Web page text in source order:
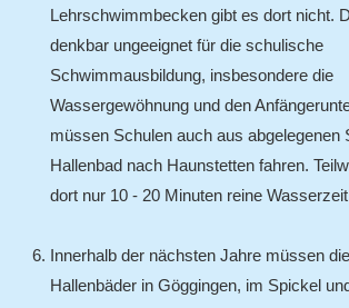
Lehrschwimmbecken gibt es dort nicht.
denkbar ungeeignet für die schulische
Schwimmausbildung, insbesondere die
Wassergewöhnung und den
müssen Schulen auch aus abgelegenen
Hallenbad nach Haunstetten fahren.
dort nur 10 - 20 Minuten reine
Innerhalb der nächsten Jahre müssen
Hallenbäder in Göggingen, im Spickel